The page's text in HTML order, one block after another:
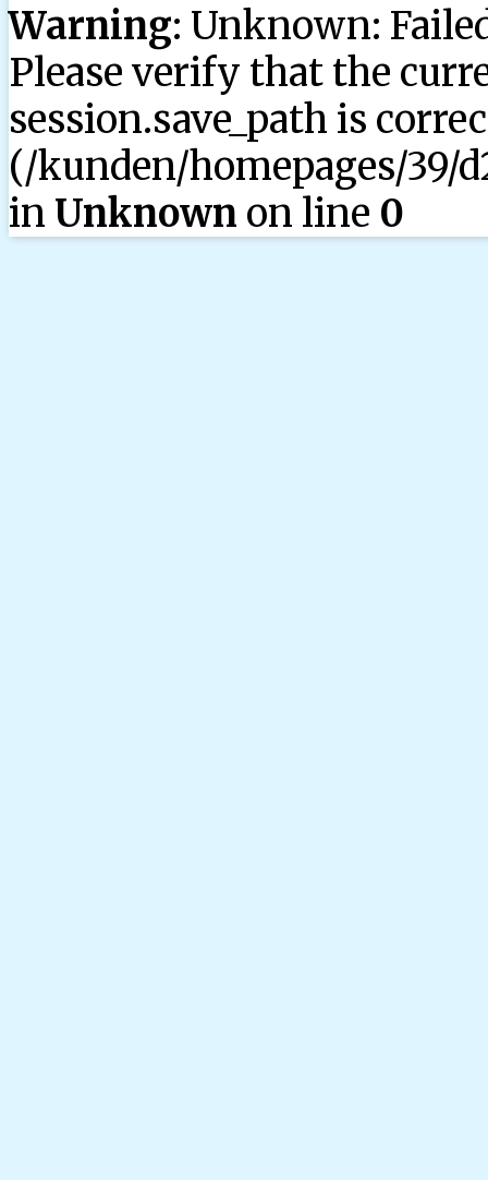
Warning: Unknown:
Please verify that the
session.save_path is
(/kunden/homepages/39/
in Unknown on line 0